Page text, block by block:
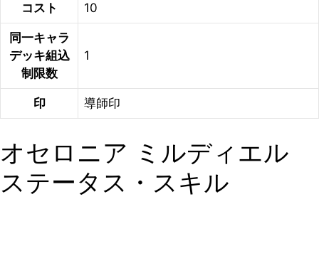
コスト 10
同一キャラ
デッキ組込
制限数
1
印 導師印
オセロニア ミルディエル
ステータス・スキル